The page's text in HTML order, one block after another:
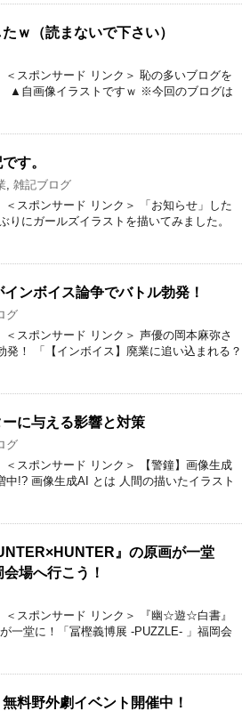
ｗ（読まないで下さい）
スポンサード リンク＞ 恥の多いブログを
▲自画像イラストですｗ ※今回のブログは
す。
, 雑記ブログ
スポンサード リンク＞ 「お知らせ」した
にガールズイラストを描いてみました。
ンボイス論争でバトル勃発！
グ
スポンサード リンク＞ 声優の岡本麻弥さ
！ 「【インボイス】廃業に追い込まれる？
に与える影響と対策
グ
スポンサード リンク＞ 【警鐘】画像生成
!? 画像生成AI とは 人間の描いたイラスト
』の原画が一堂
場へ行こう！
＜スポンサード リンク＞ 『幽☆遊☆白書』
一堂に！「冨樫義博展 -PUZZLE- 」福岡会
料野外劇イベント開催中！